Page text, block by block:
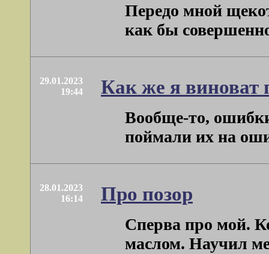
Передо мной
как бы
29.01.2023
19:44
Как же я виноват
Вообще-то,
поймали их на
28.01.2023
16:14
Про позор
Сперва про мой.
маслом. Научил